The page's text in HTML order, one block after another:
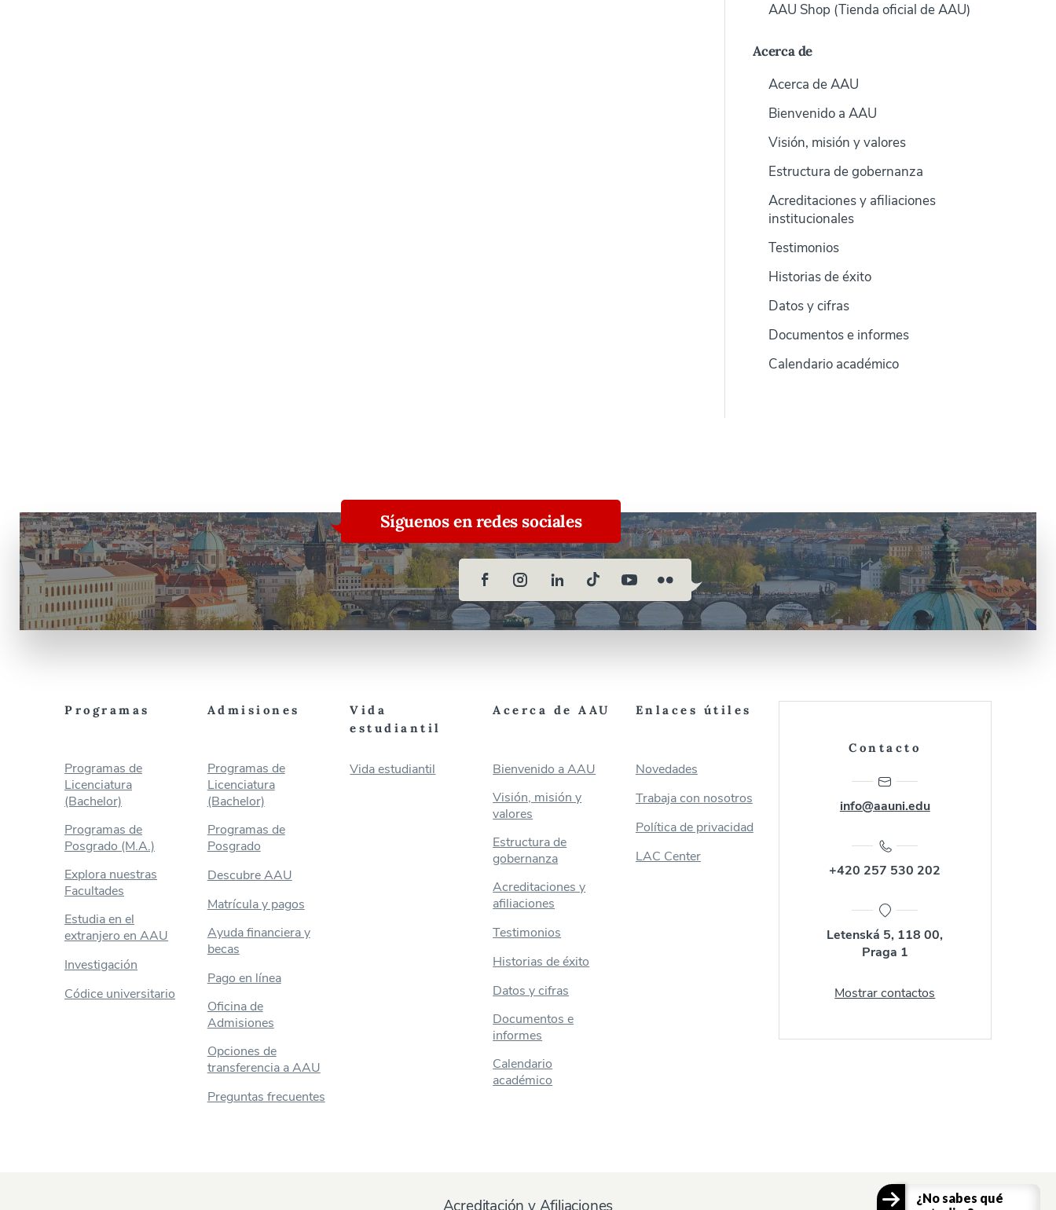
AAU Shop (Tienda oficial de AAU)
Acerca de
Acerca de AAU
Bienvenido a AAU
Visión, misión y valores
Estructura de gobernanza
Acreditaciones y afiliaciones
institucionales
Testimonios
Historias de éxito
Datos y cifras
Documentos e informes
Calendario académico
Síguenos en redes sociales
Programas
Programas de
Licenciatura
(Bachelor)
Programas de
Posgrado (M.A.)
Explora nuestras
Facultades
Estudia en el
extranjero en AAU
Investigación
Códice universitario
Admisiones
Programas de
Licenciatura
(Bachelor)
Programas de
Posgrado
Descubre AAU
Matrícula y pagos
Ayuda financiera y
becas
Pago en línea
Oficina de
Admisiones
Opciones de
transferencia a AAU
Preguntas frecuentes
Vida
estudiantil
Vida estudiantil
Acerca de AAU
Bienvenido a AAU
Visión, misión y
valores
Estructura de
gobernanza
Acreditaciones y
afiliaciones
Testimonios
Historias de éxito
Datos y cifras
Documentos e
informes
Calendario
académico
Enlaces útiles
Novedades
Trabaja con nosotros
Política de privacidad
LAC Center
Contacto
info@aauni.edu
+420 257 530 202
Letenská 5, 118 00,
Praga 1
Mostrar contactos
¿No sabes qué